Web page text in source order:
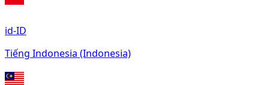
id-ID
Tiếng Indonesia (Indonesia)